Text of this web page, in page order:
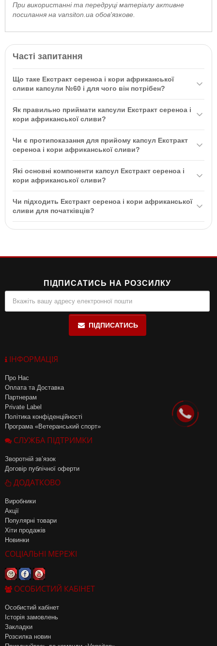
При використанні та передруці матеріалу активне
посилання на vansiton.ua обов'язкове.
Часті запитання
Що таке Екстракт сереноа і кори африканської
сливи капсули №60 і для чого він потрібен?
Country Life — це комплекс, який підтримує здоров'я простати та
еректильну функцію у чоловіків. Він містить со-пальмето, що
розумовими навантаженнями.
Як правильно приймати капсули Екстракт сереноа і
кори африканської сливи?
або за вказівкою медичного спеціаліста. Обговоріть
використання добавок з вашим лікарем.
Чи є протипоказання для прийому капсул Екстракт
сереноа і кори африканської сливи?
для вагітних або жінок, які годують. При наявності медичних
станів або плануванні операції проконсультуйтесь з лікарем.
Які основні компоненти капсул Екстракт сереноа і
кори африканської сливи?
72 мг соєвого лецитину та 318 мг запатентованої суміші, що
включає фітостероли та екстракт піжеума.
Чи підходить Екстракт сереноа і кори африканської
сливи для початківців?
навантаженнях.
ПІДПИСАТИСЬ НА РОЗСИЛКУ
ПІДПИСАТИСЬ
ІНФОРМАЦІЯ
Про Нас
Оплата та Доставка
Партнерам
Private Label
Політика конфіденційності
Програма «Ветеранський спорт»
СЛУЖБА ПІДТРИМКИ
Зворотній зв’язок
Договір публічної оферти
ДОДАТКОВО
Виробники
Акції
Популярні товари
Хіти продажів
Новинки
СОЦІАЛЬНІ МЕРЕЖІ
ОСОБИСТИЙ КАБІНЕТ
Особистий кабінет
Історія замовлень
Закладки
Розсилка новин